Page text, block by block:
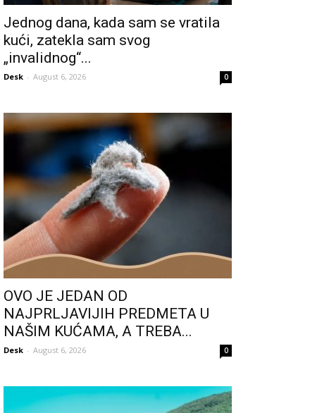
Jednog dana, kada sam se vratila
kući, zatekla sam svog
„invalidnog“...
Desk - August 6, 2026 0
OVO JE JEDAN OD
NAJPRLJAVIJIH PREDMETA U
NAŠIM KUĆAMA, A TREBA...
Desk - August 6, 2026 0